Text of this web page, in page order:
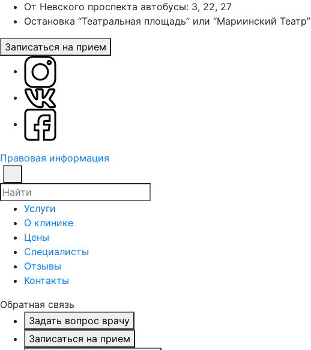
От Невского проспекта автобусы: 3, 22, 27
Остановка “Театральная площадь” или “Мариинский Театр”
Записаться на прием
Правовая информация
Услуги
О клинике
Цены
Специалисты
Отзывы
Контакты
Обратная связь
Задать вопрос врачу
Записаться на прием